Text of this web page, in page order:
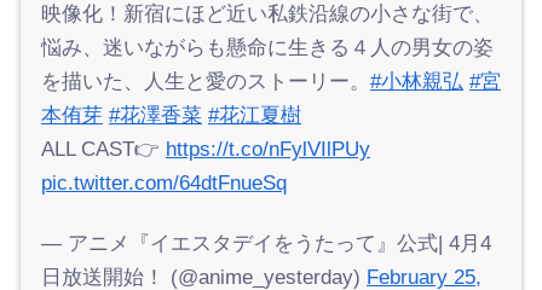
映像化！新宿にほど近い私鉄沿線の小さな街で、
悩み、迷いながらも懸命に生きる４人の男女の姿
を描いた、人生と愛のストーリー。 #小林親弘 #宮
本侑芽 #花澤香菜 #花江夏樹
ALL CAST👉 https://t.co/nFylVIlPUy
pic.twitter.com/64dtFnueSq
— アニメ『イエスタデイをうたって』公式| 4月4
日放送開始！ (@anime_yesterday) February 25,